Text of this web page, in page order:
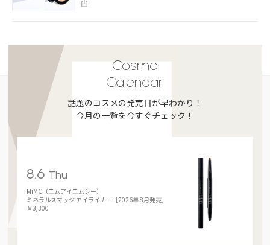
Cosme
Calendar
話題のコスメの発売日が早わかり！
今月の一覧を今すぐチェック！
8.6 Thu
MiMC（エムアイエムシー）
ミネラルスマッジ アイライナー［2026年 8月発売］
￥3,300